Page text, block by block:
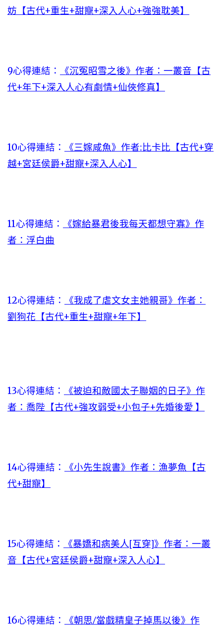
妨【古代+重生+甜寵+深入人心+強強耽美】
9心得連結：
《沉冤昭雪之後》作者：一叢音【古
代+年下+深入人心有劇情+仙俠修真】
10心得連結：
《三嫁咸魚》作者:比卡比【古代+穿
越+宮廷侯爵+甜寵+深入人心】
11心得連結：
《嫁給暴君後我每天都想守寡》作
者：浮白曲
12心得連結：
《我成了虐文女主她親哥》作者：
劉狗花【古代+重生+甜寵+年下】
13心得連結：
《被迫和敵國太子聯姻的日子》作
者：喬陛【古代+強攻弱受+小包子+先婚後愛 】
14心得連結：
《小先生說書》作者：漁夢魚【古
代+甜寵】
15心得連結：
《暴嬌和病美人[互穿]》作者：一叢
音【古代+宮廷侯爵+甜寵+深入人心】
16心得連結：
《朝思/當戲精皇子掉馬以後》作